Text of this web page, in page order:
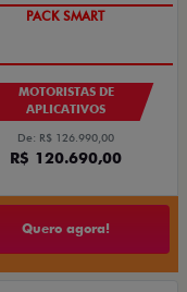
PACK SMART
MOTORISTAS DE
APLICATIVOS
De: R$ 126.990,00
R$ 120.690,00
Quero agora!